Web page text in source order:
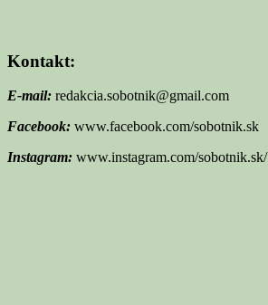
Kontakt:
E-mail: redakcia.sobotnik@gmail.com
Facebook: www.facebook.com/sobotnik.sk
Instagram: www.instagram.com/sobotnik.sk/